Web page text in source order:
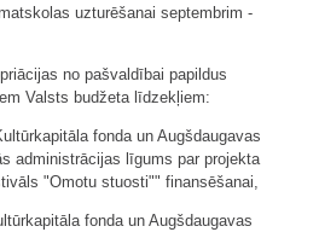
uzturēšanai septembrim -
no pašvaldībai papildus
Valsts budžeta līdzekļiem:
fonda un Augšdaugavas
administrācijas līgums par projekta
"Omotu stuosti"" finansēšanai,
fonda un Augšdaugavas